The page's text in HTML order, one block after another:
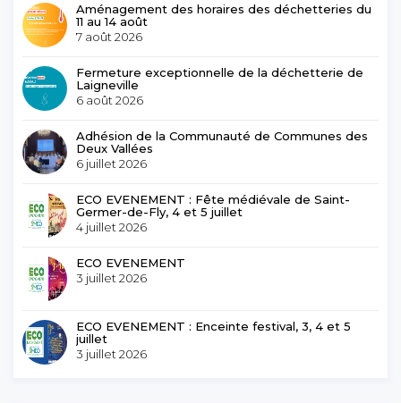
Aménagement des horaires des déchetteries du
11 au 14 août
7 août 2026
Fermeture exceptionnelle de la déchetterie de
Laigneville
6 août 2026
Adhésion de la Communauté de Communes des
Deux Vallées
6 juillet 2026
ECO EVENEMENT : Fête médiévale de Saint-
Germer-de-Fly, 4 et 5 juillet
4 juillet 2026
ECO EVENEMENT
3 juillet 2026
ECO EVENEMENT : Enceinte festival, 3, 4 et 5
juillet
3 juillet 2026